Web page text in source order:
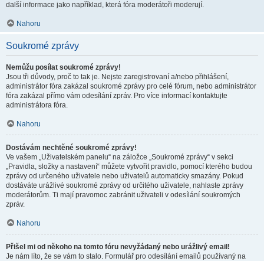
další informace jako například, která fóra moderátoři moderují.
Nahoru
Soukromé zprávy
Nemůžu posílat soukromé zprávy!
Jsou tři důvody, proč to tak je. Nejste zaregistrovaní a/nebo přihlášení,
administrátor fóra zakázal soukromé zprávy pro celé fórum, nebo administrátor
fóra zakázal přímo vám odesílání zpráv. Pro více informací kontaktujte
administrátora fóra.
Nahoru
Dostávám nechtěné soukromé zprávy!
Ve vašem „Uživatelském panelu“ na záložce „Soukromé zprávy“ v sekci
„Pravidla, složky a nastavení“ můžete vytvořit pravidlo, pomocí kterého budou
zprávy od určeného uživatele nebo uživatelů automaticky smazány. Pokud
dostáváte urážlivé soukromé zprávy od určitého uživatele, nahlaste zprávy
moderátorům. Ti mají pravomoc zabránit uživateli v odesílání soukromých
zpráv.
Nahoru
Přišel mi od někoho na tomto fóru nevyžádaný nebo urážlivý email!
Je nám líto, že se vám to stalo. Formulář pro odesílání emailů používaný na